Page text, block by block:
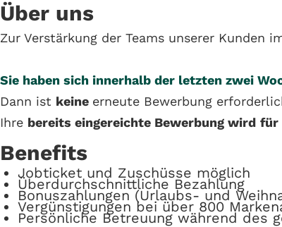
Über uns
Zur Verstärkung der Teams unserer Kunden
Sie haben sich innerhalb der letzten zwei
Dann ist keine erneute Bewerbung
Ihre bereits eingereichte Bewerbung wird für
Benefits
Jobticket und Zuschüsse möglich
Überdurchschnittliche Bezahlung
Bonuszahlungen (Urlaubs- und
Vergünstigungen bei über 800
Persönliche Betreuung während des